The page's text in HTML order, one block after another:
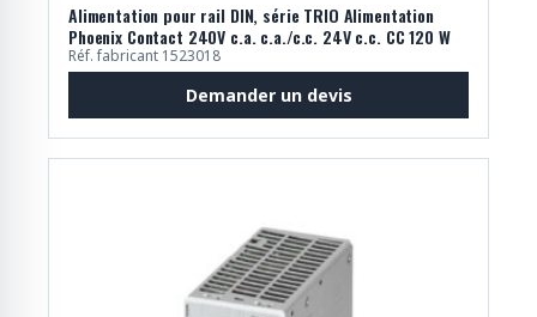
Alimentation pour rail DIN, série TRIO Alimentation
Phoenix Contact 240V c.a. c.a./c.c. 24V c.c. CC 120 W
Réf. fabricant 1523018
Demander un devis